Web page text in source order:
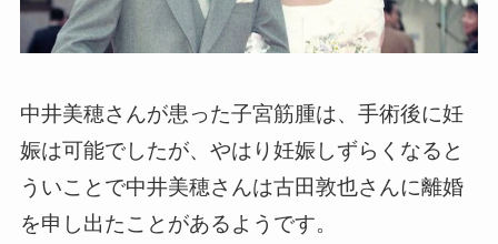
中井美穂さんが患った子宮筋腫は、手術後に妊
娠は可能でしたが、やはり妊娠しずらくなると
ういことで中井美穂さんは古田敦也さんに離婚
を申し出たことがあるようです。